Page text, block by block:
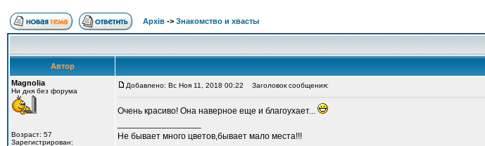
Архів -> Знакомство и хвасты
Автор
Magnolia
Ни дня без форума
Возраст: 57
Зарегистрирован:
Добавлено: Вс Ноя 11, 2018 00:22 Заголовок сообщения:
Очень красиво! Она наверное еще и благоухает...
Не бывает много цветов,бывает мало места!!!